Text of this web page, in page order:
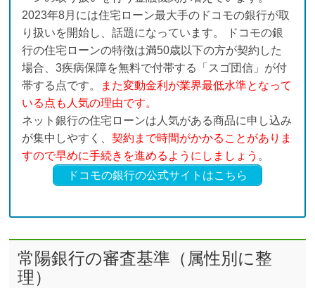
2023年8月には住宅ローン最大手のドコモの銀行が取
り扱いを開始し、話題になっています。 ドコモの銀
行の住宅ローンの特徴は満50歳以下の方が契約した
場合、3疾病保障を無料で付帯する「スゴ団信」が付
帯する点です。
また変動金利が業界最低水準となって
いる点も人気の理由です。
ネット銀行の住宅ローンは人気がある商品に申し込み
が集中しやすく、契約まで時間がかかることがありま
すので早めに手続きを進めるようにしましょう 。
ドコモの銀行の公式サイトはこちら
常陽銀行の審査基準（属性別に整
理）